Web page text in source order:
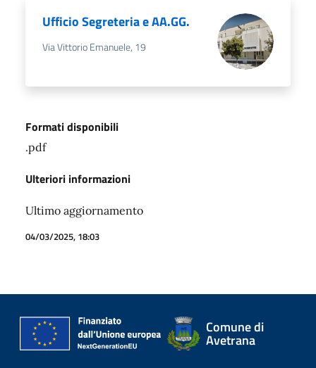
Ufficio Segreteria e AA.GG.
Via Vittorio Emanuele, 19
Formati disponibili
.pdf
Ulteriori informazioni
Ultimo aggiornamento
04/03/2025, 18:03
Comune di
Avetrana